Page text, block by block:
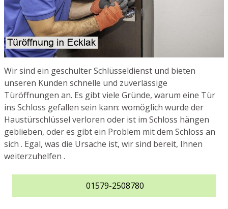
Wir sind ein geschulter Schlüsseldienst und bieten
unseren Kunden schnelle und zuverlässige
Türöffnungen an. Es gibt viele Gründe, warum eine Tür
ins Schloss gefallen sein kann: womöglich wurde der
Haustürschlüssel verloren oder ist im Schloss hängen
geblieben, oder es gibt ein Problem mit dem Schloss an
sich . Egal, was die Ursache ist, wir sind bereit, Ihnen
weiterzuhelfen .
01579-2508780